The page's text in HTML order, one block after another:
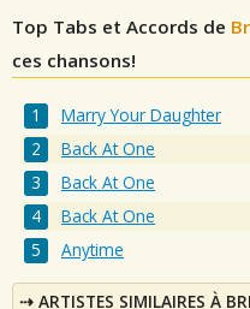
Top Tabs et Accords de
ces chansons!
Marry Your Daughter
Back At One
Back At One
Back At One
Anytime
ARTISTES SIMILAIRES À